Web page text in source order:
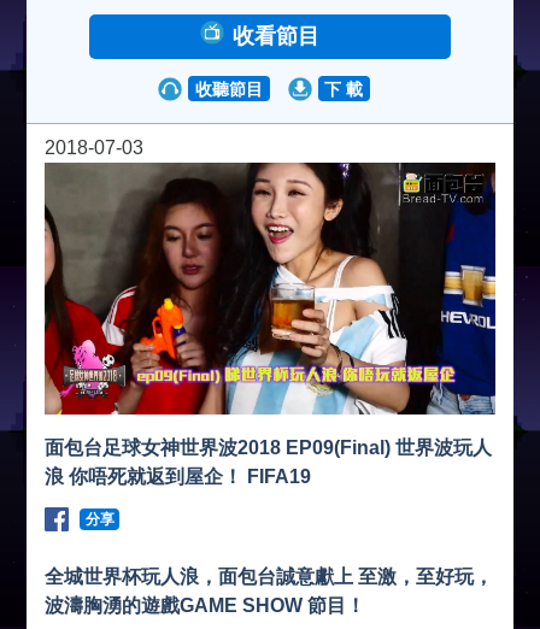
收看節目
收聽節目 下 載
2018-07-03
面包台足球女神世界波2018 EP09(Final) 世界波玩人
浪 你唔死就返到屋企！ FIFA19
分享
全城世界杯玩人浪，面包台誠意獻上 至激，至好玩，
波濤胸湧的遊戲GAME SHOW 節目！